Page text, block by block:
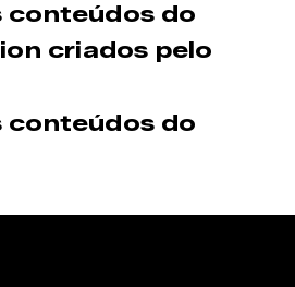
conteúdos do
criados pelo
conteúdos do